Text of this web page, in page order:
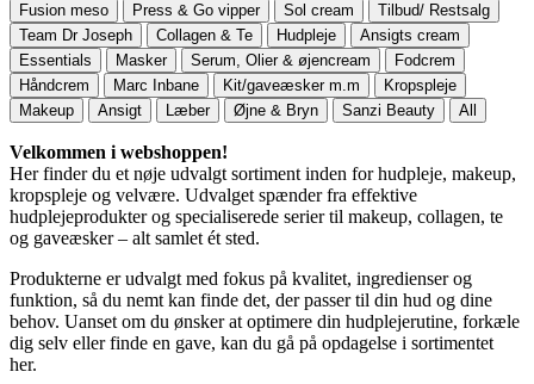
Fusion meso Press & Go vipper Sol cream
Tilbud/ Restsalg
Team Dr Joseph
Collagen & Te Hudpleje
Ansigts cream
Essentials
Masker Serum, Olier & øjencream
Fodcrem
Håndcrem
Marc Inbane Kit/gaveæsker m.m
Kropspleje
Makeup
Ansigt Læber Øjne & Bryn Sanzi Beauty All
Velkommen i webshoppen!
Her finder du et nøje udvalgt sortiment inden for hudpleje, makeup,
kropspleje og velvære. Udvalget spænder fra effektive
hudplejeprodukter og specialiserede serier til makeup, collagen, te
og gaveæsker – alt samlet ét sted.
Produkterne er udvalgt med fokus på kvalitet, ingredienser og
funktion, så du nemt kan finde det, der passer til din hud og dine
behov. Uanset om du ønsker at optimere din hudplejerutine, forkæle
dig selv eller finde en gave, kan du gå på opdagelse i sortimentet
her.